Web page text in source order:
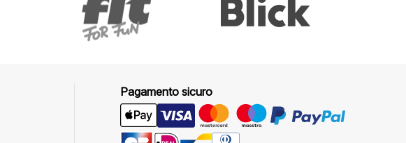
Pagamento sicuro